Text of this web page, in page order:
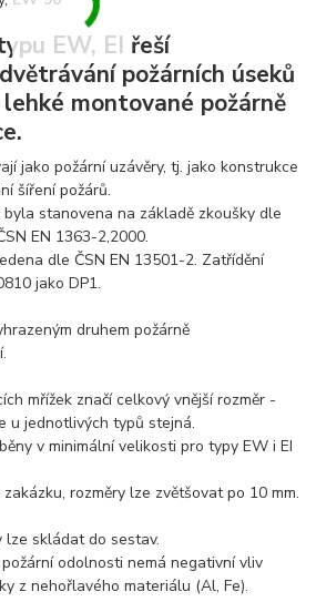
EW, EI řeší
požárních úseků
montované požárně
jako požární uzávěry, tj. jako konstrukce
šíření požárů.
stanovena na základě zkoušky dle
EN 1363-2,2000.
dle ČSN EN 13501-2. Zatřídění
jako DP1.
druhem požárně
mřížek značí celkový vnější rozměr -
u jednotlivých typů stejná.
v minimální velikosti pro typy EW i EI
rozměry lze zvětšovat po 10 mm.
lze skládat do sestav.
odolnosti nemá negativní vliv
z nehořlavého materiálu (Al, Fe).